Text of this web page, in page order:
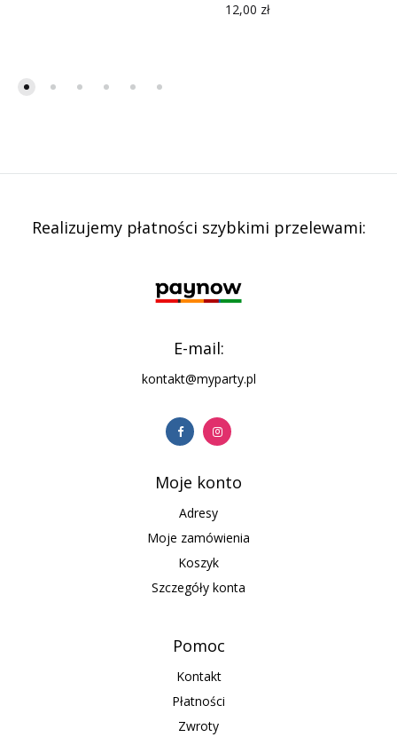
12,00 zł
Realizujemy płatności szybkimi przelewami:
E-mail:
kontakt@myparty.pl
Moje konto
Adresy
Moje zamówienia
Koszyk
Szczegóły konta
Pomoc
Kontakt
Płatności
Zwroty